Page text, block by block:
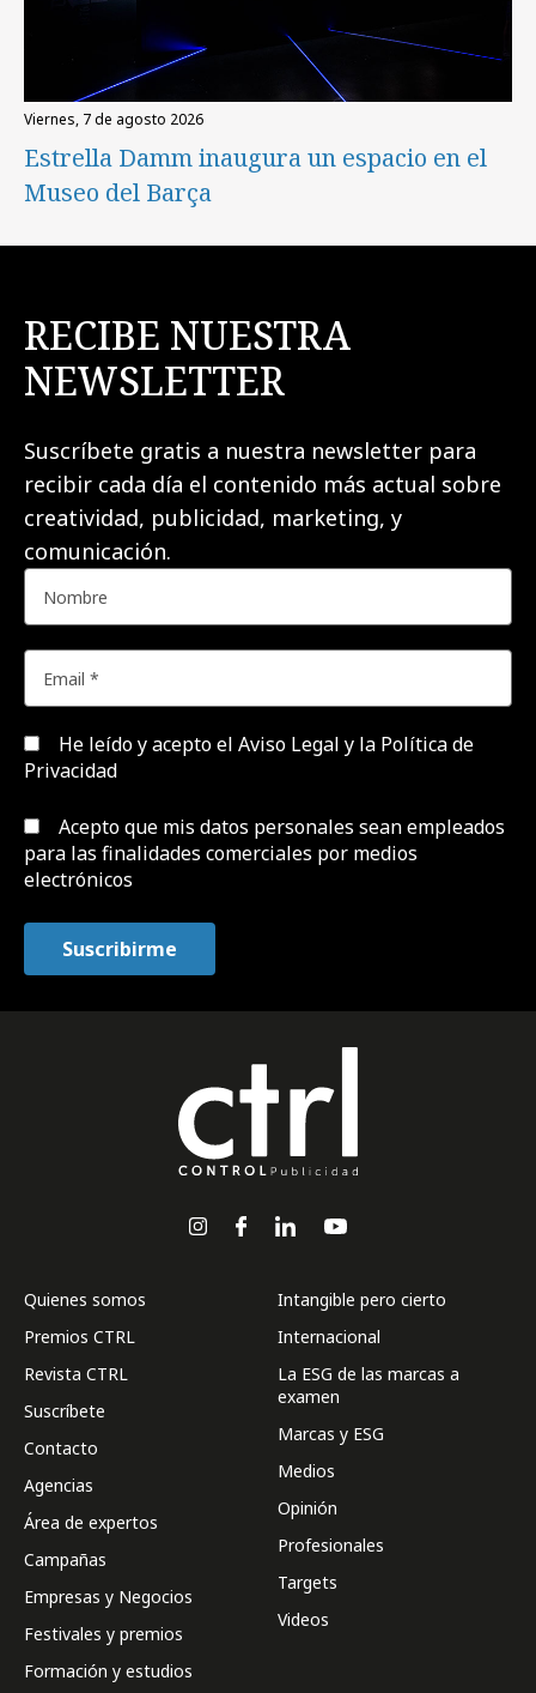
viernes, 7 de agosto 2026
Estrella Damm inaugura un espacio en el
Museo del Barça
RECIBE NUESTRA
NEWSLETTER
Suscríbete gratis a nuestra newsletter para
recibir cada día el contenido más actual sobre
creatividad, publicidad, marketing, y
comunicación.
He leído y acepto el Aviso Legal y la Política de
Privacidad
Acepto que mis datos personales sean empleados
para las finalidades comerciales por medios
electrónicos
Quienes somos
Premios CTRL
Revista CTRL
Suscríbete
Contacto
Agencias
Área de expertos
Campañas
Empresas y Negocios
Festivales y premios
Formación y estudios
Intangible pero cierto
Internacional
La ESG de las marcas a
examen
Marcas y ESG
Medios
Opinión
Profesionales
Targets
Videos